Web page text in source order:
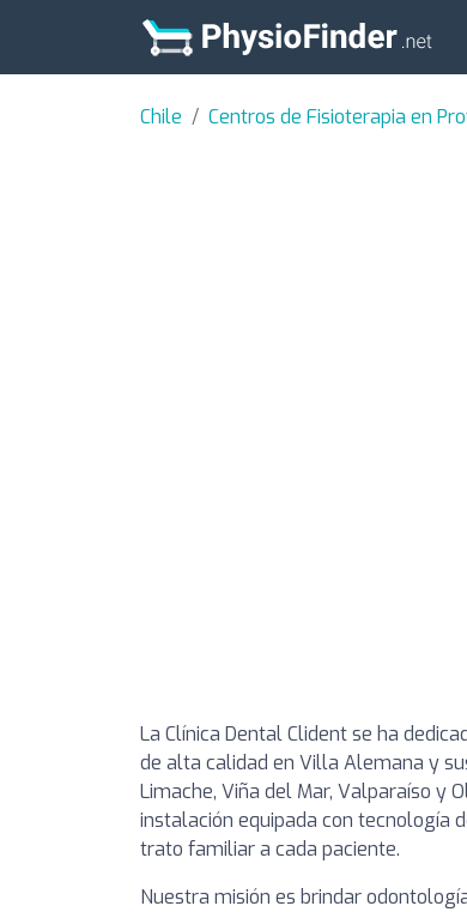
Chile Centros de Fisioterapia en
La Clínica Dental Clident se ha
de alta calidad en Villa Alemana y
Limache, Viña del Mar, Valparaíso y
instalación equipada con tecnología
trato familiar a cada paciente.
Nuestra misión es brindar